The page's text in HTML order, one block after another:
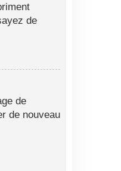
de
de
de nouveau